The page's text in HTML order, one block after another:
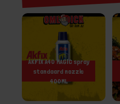
AKFIX A40 MAGIC spray
standaard nozzle
400ML